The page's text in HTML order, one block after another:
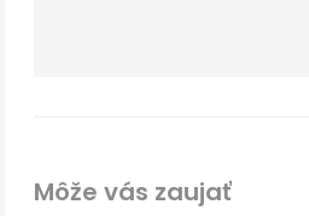
Môže vás zaujať